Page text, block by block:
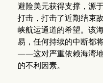
避险美元获得支撑，源
打击，打击了近期结束
峡航运通道的希望。该
易，任何持续的中断都
——这对严重依赖海湾
的不利因素。